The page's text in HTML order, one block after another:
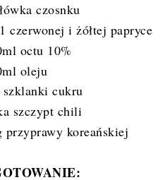
czosnku
czerwonej i żółtej papryce
octu 10%
oleju
szklanki cukru
szczypt chili
przyprawy koreańskiej